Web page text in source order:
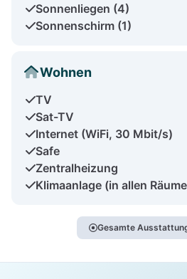
Sonnenliegen (4)
Sonnenschirm (1)
Wohnen
TV
Sat-TV
Internet (WiFi, 30 Mbit/s)
Safe
Zentralheizung
Klimaanlage (in allen
Gesamte